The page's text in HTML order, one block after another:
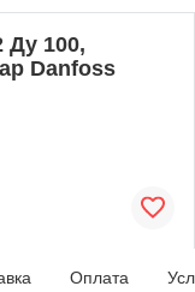
Ду 100,
Danfoss
Оплата